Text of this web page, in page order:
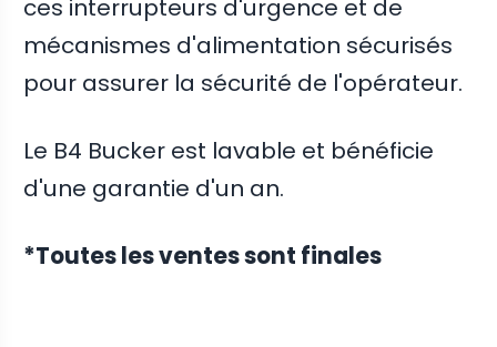
ces interrupteurs d'urgence et de
mécanismes d'alimentation sécurisés
pour assurer la sécurité de l'opérateur.
Le B4 Bucker est lavable et bénéficie
d'une garantie d'un an.
*Toutes les ventes sont finales